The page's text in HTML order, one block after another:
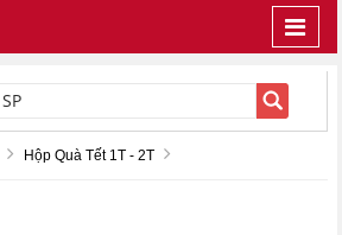
Hộp Quà Tết 1T - 2T